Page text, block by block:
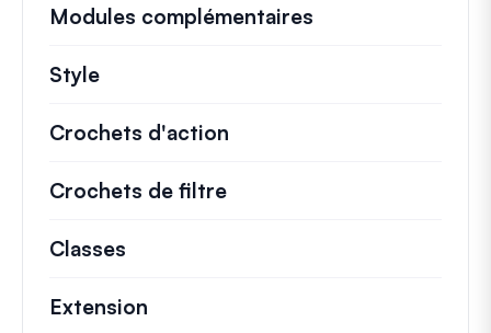
Modules complémentaires
Style
Crochets d'action
Crochets de filtre
Classes
Extension